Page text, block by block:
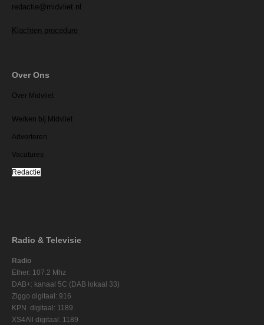
redactie@midvliet.nl
Klachten procedure
Over Ons
Over Midvliet
Werken bij Midvliet
Adverteren
Vacatures
Redactie
Radio & Televisie
Radio
Ether: 107.2 Mhz
DAB+: kanaal 5C (DAB lokaal 33)
Ziggo digitaal: 916
KPN digitaal: 1189
XS4All digitaal: 1189